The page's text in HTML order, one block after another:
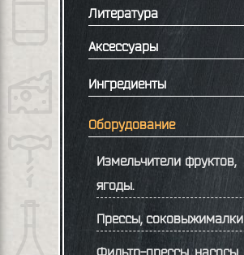
Литература
Аксессуары
Ингредиенты
Оборудование
Измельчители фруктов,
ягоды.
Прессы, соковыжималки
Фильтр-прессы, насосы.